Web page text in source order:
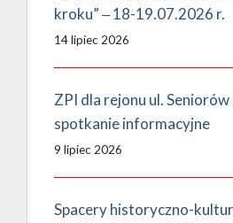
kroku” ‒ 18-19.07.2026 r.
14 lipiec 2026
ZPI dla rejonu ul.
spotkanie informacyjne
9 lipiec 2026
Spacery historyczno-